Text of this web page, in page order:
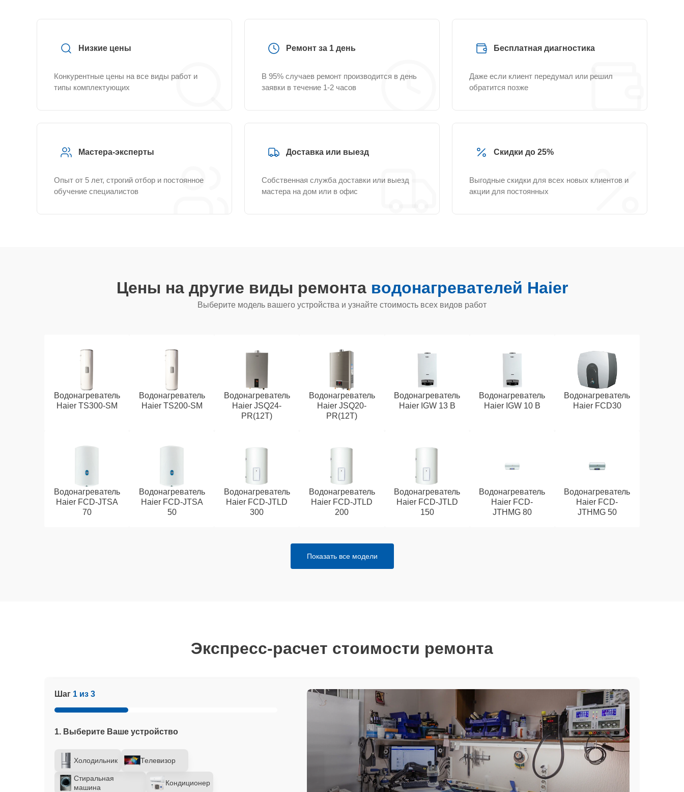
Низкие цены
Конкурентные цены на все виды работ и
типы комплектующих
Ремонт за 1 день
В 95% случаев ремонт производится в день
заявки в течение 1-2 часов
Бесплатная диагностика
Даже если клиент передумал или решил
обратится позже
Мастера-эксперты
Опыт от 5 лет, строгий отбор и постоянное
обучение специалистов
Доставка или выезд
Собственная служба доставки или выезд
мастера на дом или в офис
Скидки до 25%
Выгодные скидки для всех новых клиентов и
акции для постоянных
Цены на другие виды ремонта водонагревателей Haier
Выберите модель вашего устройства и узнайте стоимость всех видов работ
Водонагреватель
Haier TS300-SM
Водонагреватель
Haier TS200-SM
Водонагреватель
Haier JSQ24-
PR(12T)
Водонагреватель
Haier JSQ20-
PR(12T)
Водонагреватель
Haier IGW 13 B
Водонагреватель
Haier IGW 10 B
Водонагреватель
Haier FCD30
Водонагреватель
Haier FCD-JTSA
70
Водонагреватель
Haier FCD-JTSA
50
Водонагреватель
Haier FCD-JTLD
300
Водонагреватель
Haier FCD-JTLD
200
Водонагреватель
Haier FCD-JTLD
150
Водонагреватель
Haier FCD-
JTHMG 80
Водонагреватель
Haier FCD-
JTHMG 50
Показать все модели
Экспресс-расчет стоимости ремонта
Шаг 1 из 3
1. Выберите Ваше устройство
Холодильник Телевизор
Стиральная
машина
Кондиционер